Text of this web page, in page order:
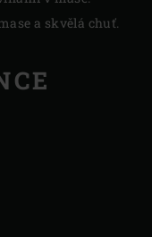
a skvělá chuť.